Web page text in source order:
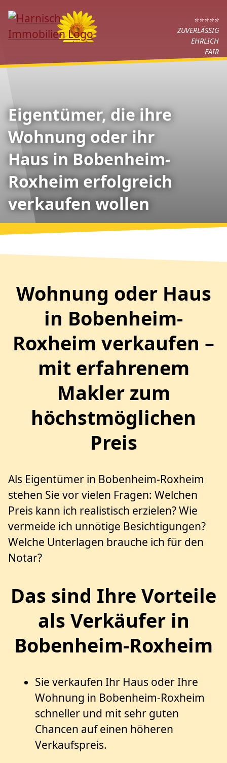
⭐⭐⭐⭐⭐
ZUVERLÄSSIG
EHRLICH
FAIR
Eigentümer, die ihre
Wohnung oder ihr
Haus in Bobenheim-
Roxheim erfolgreich
verkaufen wollen
Wohnung oder Haus
in Bobenheim-
Roxheim verkaufen –
mit erfahrenem
Makler zum
höchstmöglichen
Preis
Als Eigentümer in Bobenheim-Roxheim
stehen Sie vor vielen Fragen: Welchen
Preis kann ich realistisch erzielen? Wie
vermeide ich unnötige Besichtigungen?
Welche Unterlagen brauche ich für den
Notar?
Das sind Ihre Vorteile
als Verkäufer in
Bobenheim-Roxheim
Sie verkaufen Ihr Haus oder Ihre
Wohnung in Bobenheim-Roxheim
schneller und mit sehr guten
Chancen auf einen höheren
Verkaufspreis.